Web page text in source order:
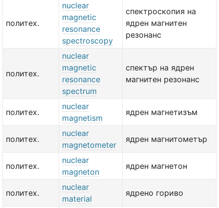
политех.
nuclear
magnetic
resonance
spectroscopy
спектроскопия на
ядрен магнитен
резонанс
политех.
nuclear
magnetic
resonance
spectrum
спектър на ядрен
магнитен резонанс
политех.
nuclear
magnetism
ядрен магнетизъм
политех.
nuclear
magnetometer
ядрен магнитометър
политех.
nuclear
magneton
ядрен магнетон
политех.
nuclear
material
ядрено гориво